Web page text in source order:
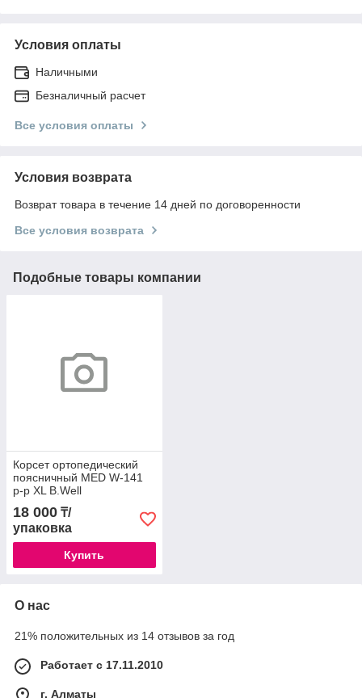
Условия оплаты
Наличными
Безналичный расчет
Все условия оплаты
Условия возврата
Возврат товара в течение 14 дней по договоренности
Все условия возврата
Подобные товары компании
Корсет ортопедический
поясничный MED W-141
р-р XL B.Well
18 000 ₸/
упаковка
Купить
О нас
21% положительных из 14 отзывов за год
Работает с 17.11.2010
г. Алматы